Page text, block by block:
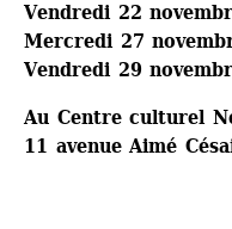
Vendredi 22
Mercredi 27
Vendredi 29
Au Centre culturel
11 avenue Aimé